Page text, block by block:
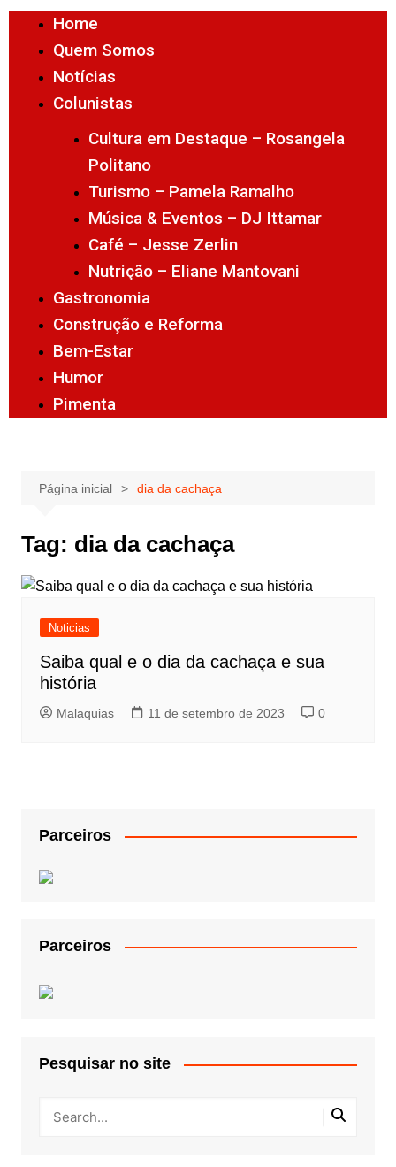
Home
Quem Somos
Notícias
Colunistas
Cultura em Destaque – Rosangela
Politano
Turismo – Pamela Ramalho
Música & Eventos – DJ Ittamar
Café – Jesse Zerlin
Nutrição – Eliane Mantovani
Gastronomia
Construção e Reforma
Bem-Estar
Humor
Pimenta
Página inicial dia da cachaça
Tag: dia da cachaça
Noticias
Saiba qual e o dia da cachaça e sua
história
Malaquias 11 de setembro de 2023 0
Parceiros
Parceiros
Pesquisar no site